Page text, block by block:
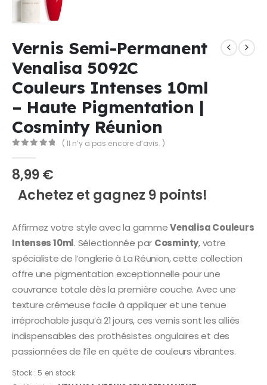
Vernis Semi-Permanent
Venalisa 5092C
Couleurs Intenses 10ml
– Haute Pigmentation |
Cosminty Réunion
( Il n’y a pas encore d’avis. )
8,99€
Achetez et gagnez 9 points!
Affirmez votre style avec la gammeVenalisa Couleurs
Intenses 10ml. Sélectionnée par Cosminty, votre
spécialiste de l’onglerie à La Réunion, cette collection
offre une pigmentation exceptionnelle pour une
couvrance totale dès la première couche. Avec une
texture crémeuse facile à appliquer et une tenue
irréprochable jusqu’à 21 jours, ces vernis sont les alliés
indispensables des prothésistes ongulaires et des
passionnées de l’île en quête de couleurs vibrantes.
Stock : 5 en stock